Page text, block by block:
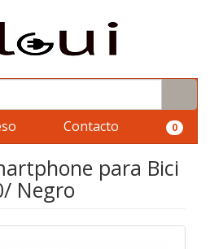
Contacto 0
para Bici
Negro